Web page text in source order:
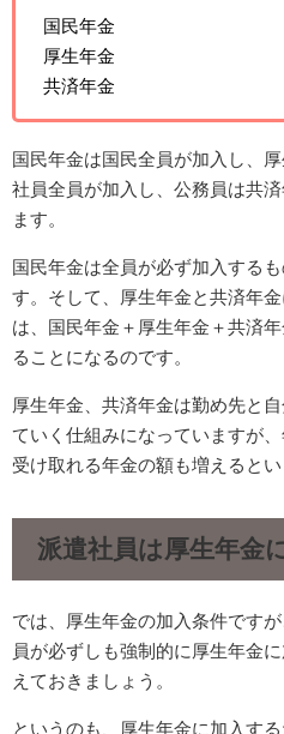
国民年金
厚生年金
共済年金
国民年金は国民全員が加入し、
社員全員が加入し、公務員は共
ます。
国民年金は全員が必ず加入する
す。そして、厚生年金と共済年
は、国民年金＋厚生年金＋共済
ることになるのです。
厚生年金、共済年金は勤め先と
ていく仕組みになっていますが
受け取れる年金の額も増えるとい
派遣社員は厚生年金
では、厚生年金の加入条件です
員が必ずしも強制的に厚生年金
えておきましょう。
というのも、厚生年金に加入す